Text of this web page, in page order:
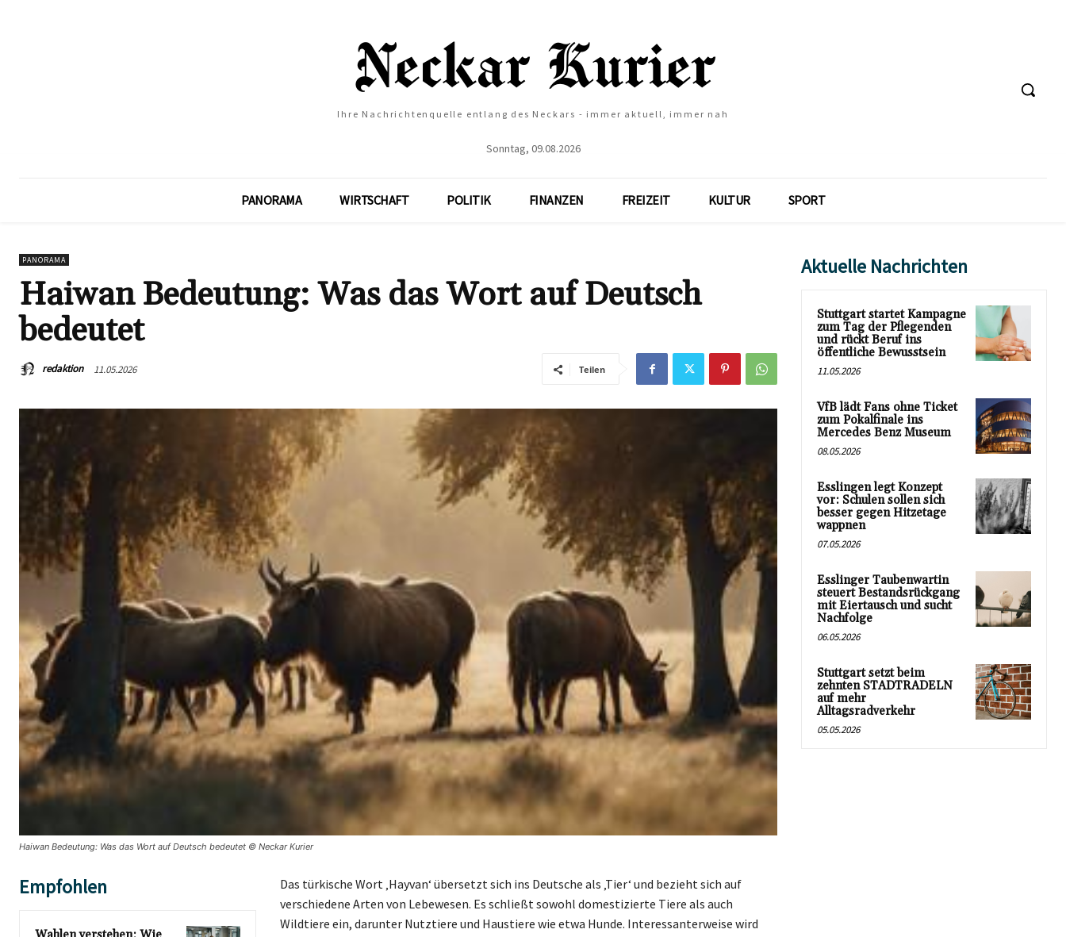
Ihre Nachrichtenquelle entlang des Neckars - immer aktuell, immer nah
Sonntag, 09.08.2026
PANORAMA WIRTSCHAFT POLITIK FINANZEN FREIZEIT KULTUR SPORT
PANORAMA
Haiwan Bedeutung: Was das Wort auf Deutsch
bedeutet
redaktion 11.05.2026 Teilen
Haiwan Bedeutung: Was das Wort auf Deutsch bedeutet © Neckar Kurier
Empfohlen
Das türkische Wort ‚Hayvan‘ übersetzt sich ins Deutsche als ‚Tier‘ und bezieht sich auf
verschiedene Arten von Lebewesen. Es schließt sowohl domestizierte Tiere als auch
Wildtiere ein, darunter Nutztiere und Haustiere wie etwa Hunde. Interessanterweise wird
Aktuelle Nachrichten
Stuttgart startet Kampagne
zum Tag der Pflegenden
und rückt Beruf ins
öffentliche Bewusstsein
11.05.2026
VfB lädt Fans ohne Ticket
zum Pokalfinale ins
Mercedes Benz Museum
08.05.2026
Esslingen legt Konzept
vor: Schulen sollen sich
besser gegen Hitzetage
wappnen
07.05.2026
Esslinger Taubenwartin
steuert Bestandsrückgang
mit Eiertausch und sucht
Nachfolge
06.05.2026
Stuttgart setzt beim
zehnten STADTRADELN
auf mehr
Alltagsradverkehr
05.05.2026